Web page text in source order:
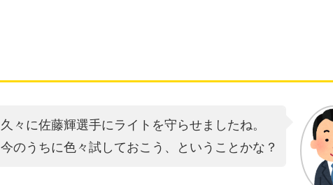
久々に佐藤輝選手にライトを守らせましたね。
今のうちに色々試しておこう、ということかな？